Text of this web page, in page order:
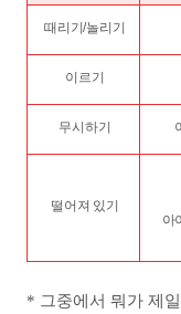
때리기/놀리기
이르기
무시하기
떨어져 있기
아
* 그중에서 뭐가 제